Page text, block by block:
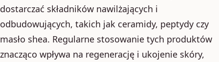
dostarczać składników nawilżających i
odbudowujących, takich jak ceramidy, peptydy czy
masło shea. Regularne stosowanie tych produktów
znacząco wpływa na regenerację i ukojenie skóry,